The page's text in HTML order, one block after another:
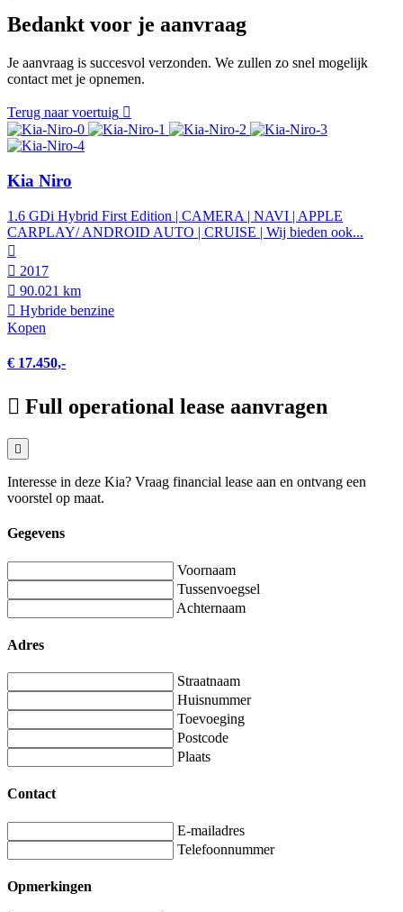
Bedankt voor je aanvraag
Je aanvraag is succesvol verzonden. We zullen zo snel mogelijk
contact met je opnemen.
Terug naar voertuig
Kia Niro
1.6 GDi Hybrid First Edition | CAMERA | NAVI | APPLE
CARPLAY/ ANDROID AUTO | CRUISE | Wij bieden ook...
2017
90.021 km
Hybride benzine
Kopen
€ 17.450,-
Full operational lease aanvragen
Interesse in deze Kia? Vraag financial lease aan en ontvang een
voorstel op maat.
Gegevens
Voornaam
Tussenvoegsel
Achternaam
Adres
Straatnaam
Huisnummer
Toevoeging
Postcode
Plaats
Contact
E-mailadres
Telefoonnummer
Opmerkingen